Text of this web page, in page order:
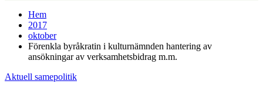
Hem
2017
oktober
Förenkla byråkratin i kulturnämnden hantering av
ansökningar av verksamhetsbidrag m.m.
Aktuell samepolitik